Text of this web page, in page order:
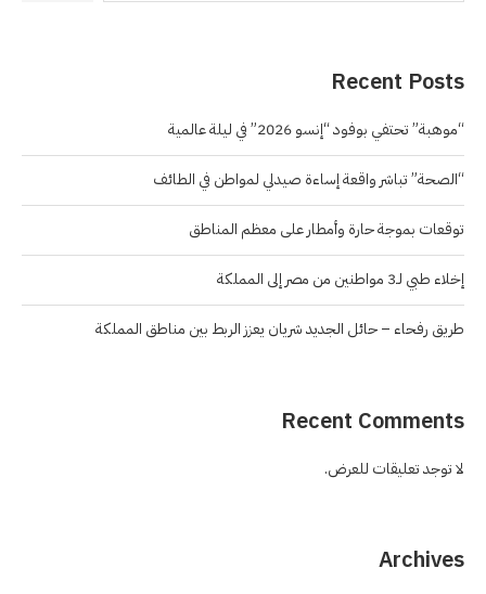
Recent Posts
“موهبة” تحتفي بوفود “إنسو 2026” في ليلة عالمية
“الصحة” تباشر واقعة إساءة صيدلي لمواطن في الطائف
توقعات بموجة حارة وأمطار على معظم المناطق
إخلاء طبي لـ3 مواطنين من مصر إلى المملكة
طريق رفحاء – حائل الجديد شريان يعزز الربط بين مناطق المملكة
Recent Comments
لا توجد تعليقات للعرض.
Archives